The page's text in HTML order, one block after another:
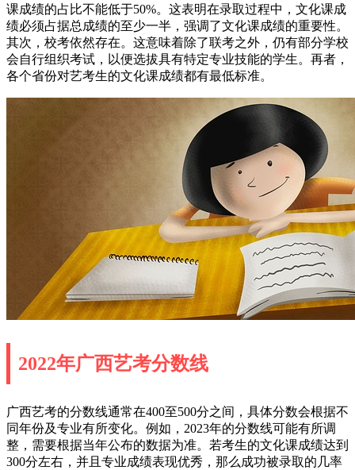
课成绩的占比不能低于50%。这表明在录取过程中，文化课成
绩必须占据总成绩的至少一半，强调了文化课成绩的重要性。
其次，校考依然存在。这意味着除了联考之外，仍有部分学校
会自行组织考试，以便选拔具有特定专业技能的学生。再者，
各个省份对艺考生的文化课成绩都有最低标准。
2022年广西艺考分数线
广西艺考的分数线通常在400至500分之间，具体分数会根据不
同年份及专业有所变化。例如，2023年的分数线可能有所调
整，需要根据当年公布的数据为准。若考生的文化课成绩达到
300分左右，并且专业成绩表现优秀，那么成功被录取的几率